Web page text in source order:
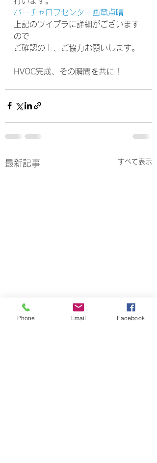
バーチャロフセンター画竜点睛
上記のツイプラに詳細がございます
ので
ご確認の上、ご協力お願いします。
HVOC完成、その瞬間を共に！
最新記事 すべて表示
Phone Email Facebook